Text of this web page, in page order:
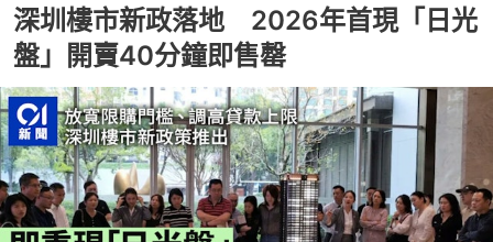
深圳樓市新政落地 2026年首現「日光
盤」開賣40分鐘即售罄